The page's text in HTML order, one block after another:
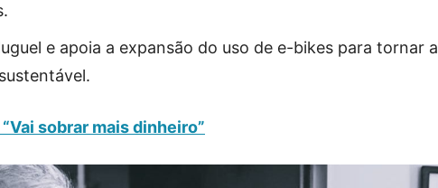
e apoia a expansão do uso de e-bikes para tornar a
sobrar mais dinheiro”